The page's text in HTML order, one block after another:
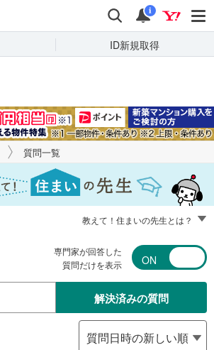
検索 通知
i
ID新規取得
キーワードで
質問を探す
質問一覧
教えて！住まいの先生とは？
専門家が回答した
質問だけを表示
解決済みの質問